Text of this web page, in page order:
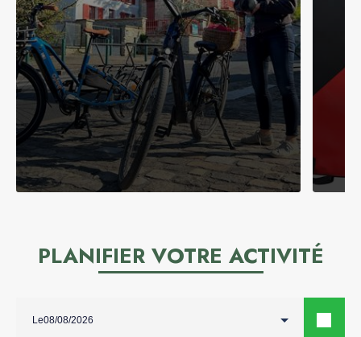
PLANIFIER VOTRE ACTIVITÉ
Le